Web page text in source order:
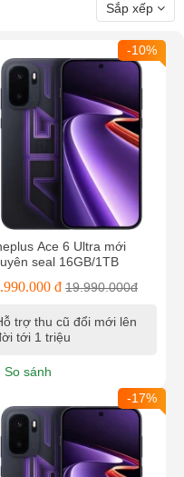
Sắp xếp
-10%
Ace 6 Ultra mới
seal 16GB/1TB
đ 19.990.000đ
trợ thu cũ đổi mới lên
tới 1 triệu
So sánh
-17%